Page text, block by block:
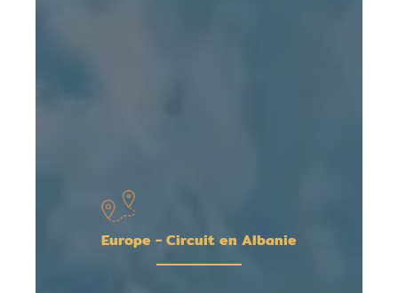
Europe - Circuit en Albanie